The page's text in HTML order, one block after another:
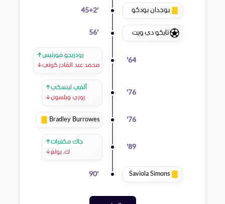
بوجدان بودكو 45+2'
تايكو دي ويت 56'
64
'
↑رودريجو فورتيس
↓محمد عبد القادر كوني
76
'
↑ألفي لينسكي
↓روري ويلسون
76
'
Bradley Burrowes
89
'
↑جاك مكغراث
↓ك. يونغ
Saviola Simons
90'